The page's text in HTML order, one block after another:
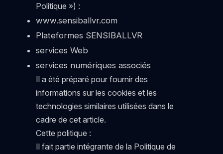
Politique ») :
www.sensiballvr.com
Plateformes SENSIBALLVR
services Web
services numériques associés
Il a été préparé pour fournir des
informations sur les cookies et les
technologies similaires utilisées dans le
cadre de cet article.
Cette politique :
Il fait partie intégrante de la Politique de